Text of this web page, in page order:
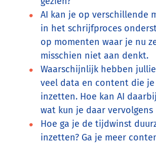
AI kan je op verschillende
in het schrijfproces
op momenten waar je nu
misschien niet aan denkt.
Waarschijnlijk hebben
veel data en content die
inzetten. Hoe kan AI
wat kun je daar vervolgens
Hoe ga je de tijdwinst
inzetten? Ga je meer